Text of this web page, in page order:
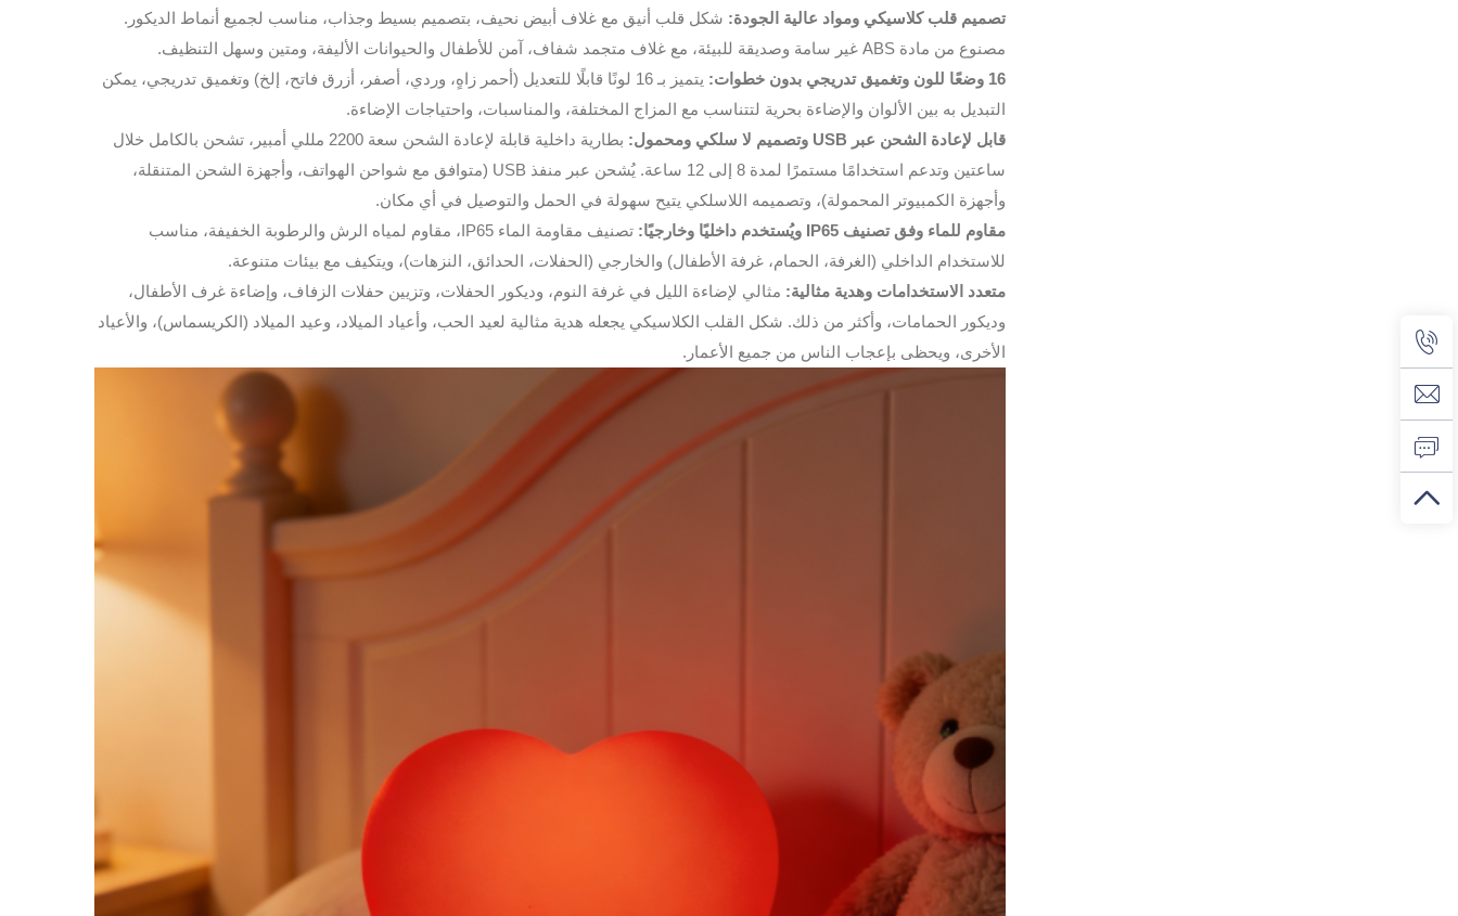
تصميم قلب كلاسيكي ومواد عالية الجودة: شكل قلب أنيق مع غلاف أبيض نحيف، بتصميم بسيط وجذاب، مناسب لجميع أنماط الديكور.
مصنوع من مادة ABS غير سامة وصديقة للبيئة، مع غلاف متجمد شفاف، آمن للأطفال والحيوانات الأليفة، ومتين وسهل التنظيف.
16 وضعًا للون وتغميق تدريجي بدون خطوات:
يتميز بـ 16 لونًا قابلًا للتعديل (أحمر زاهٍ، وردي، أصفر، أزرق فاتح، إلخ) وتغميق تدريجي، يمكن
التبديل به بين الألوان والإضاءة بحرية لتتناسب مع المزاج المختلفة، والمناسبات، واحتياجات الإضاءة.
قابل لإعادة الشحن عبر USB وتصميم لا سلكي ومحمول:
بطارية داخلية قابلة لإعادة الشحن سعة 2200 مللي أمبير، تشحن بالكامل خلال
ساعتين وتدعم استخدامًا مستمرًا لمدة 8 إلى 12 ساعة. يُشحن عبر منفذ USB (متوافق مع شواحن الهواتف، وأجهزة الشحن المتنقلة،
وأجهزة الكمبيوتر المحمولة)، وتصميمه اللاسلكي يتيح سهولة في الحمل والتوصيل في أي مكان.
مقاوم للماء وفق تصنيف IP65 ويُستخدم داخليًا وخارجيًا:
تصنيف مقاومة الماء IP65، مقاوم لمياه الرش والرطوبة الخفيفة، مناسب
للاستخدام الداخلي (الغرفة، الحمام، غرفة الأطفال) والخارجي (الحفلات، الحدائق، النزهات)، ويتكيف مع بيئات متنوعة.
متعدد الاستخدامات وهدية مثالية: مثالي لإضاءة الليل في غرفة النوم، وديكور الحفلات، وتزيين حفلات الزفاف، وإضاءة غرف الأطفال،
وديكور الحمامات، وأكثر من ذلك. شكل القلب الكلاسيكي يجعله هدية مثالية لعيد الحب، وأعياد الميلاد، وعيد الميلاد (الكريسماس)، والأعياد
الأخرى، ويحظى بإعجاب الناس من جميع الأعمار.